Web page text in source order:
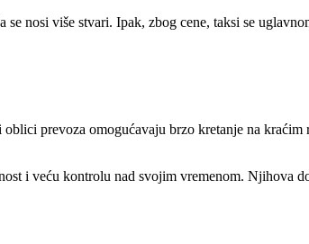
nosi više stvari. Ipak, zbog cene, taksi se
prevoza omogućavaju brzo kretanje na kraćim
i veću kontrolu nad svojim vremenom. Njihova